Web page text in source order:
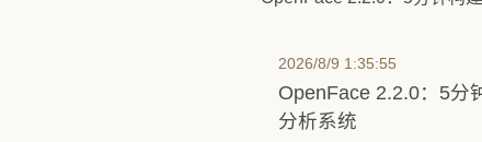
2026/8/9 1:35:55
OpenFace 2.2.0：5分
分析系统